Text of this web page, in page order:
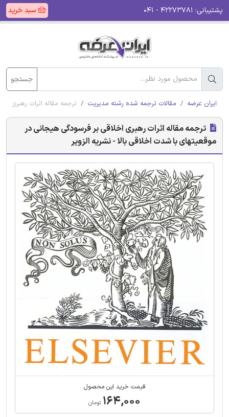
پشتیبانی: سبد خرید
جستجو
ایران عرضه مقالات ترجمه شده رشته مدیریت ترجمه مقاله اثرات رهبری
ترجمه مقاله اثرات رهبری اخلاقی بر فرسودگی هیجانی در
موقعیتهای با شدت اخلاقی بالا - نشریه الزویر
قیمت خرید این محصول
۱۶۴,۰۰۰ تومان